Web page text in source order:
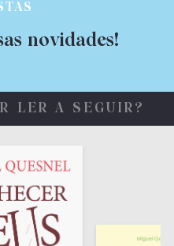
novidades!
LER A SEGUIR?